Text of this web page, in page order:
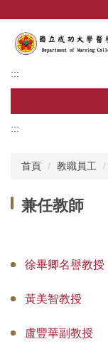
主
內
:::
招生資訊
系所介紹
學士班
碩士班
專師碩士在職專班
:::
首頁 教職員工
兼任教師
徐畢卿名譽教授
黃美智教授
盧豐華副教授